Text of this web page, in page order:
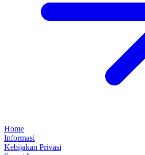
Home
Informasi
Kebijakan Privasi